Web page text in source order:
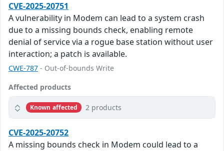
CVE-2025-20751
A vulnerability in Modem can lead to a system crash
due to a missing bounds check, enabling remote
denial of service via a rogue base station without user
interaction; a patch is available.
CWE-787 - Out-of-bounds Write
Affected products
Known affected 2 products
CVE-2025-20752
A missing bounds check in Modem could lead to a